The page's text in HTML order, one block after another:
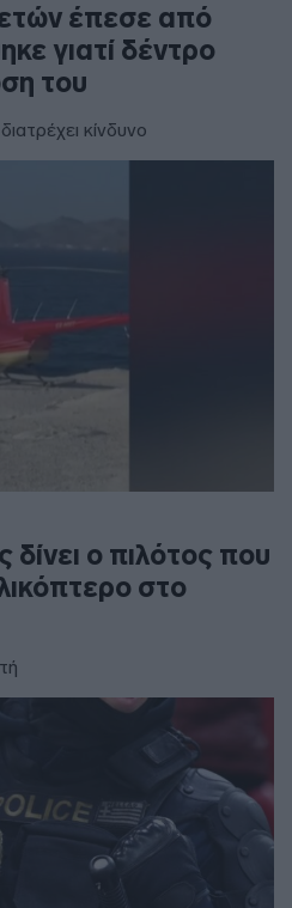
έπεσε από
γιατί δέντρο
του
κίνδυνο
ο πιλότος που
στο